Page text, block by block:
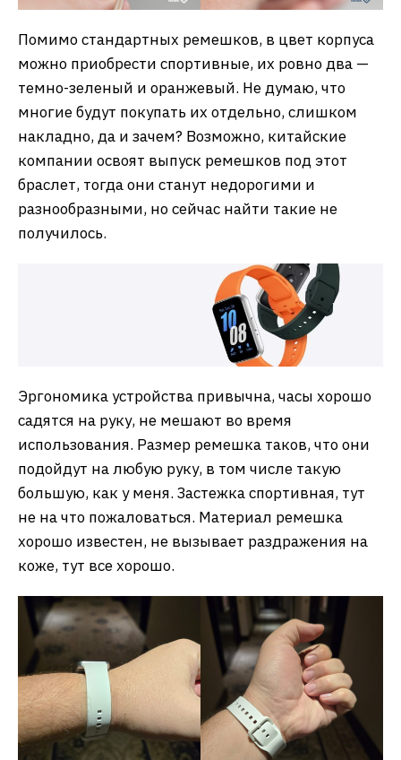
Помимо стандартных ремешков, в цвет корпуса
можно приобрести спортивные, их ровно два —
темно-зеленый и оранжевый. Не думаю, что
многие будут покупать их отдельно, слишком
накладно, да и зачем? Возможно, китайские
компании освоят выпуск ремешков под этот
браслет, тогда они станут недорогими и
разнообразными, но сейчас найти такие не
получилось.
Эргономика устройства привычна, часы хорошо
садятся на руку, не мешают во время
использования. Размер ремешка таков, что они
подойдут на любую руку, в том числе такую
большую, как у меня. Застежка спортивная, тут
не на что пожаловаться. Материал ремешка
хорошо известен, не вызывает раздражения на
коже, тут все хорошо.